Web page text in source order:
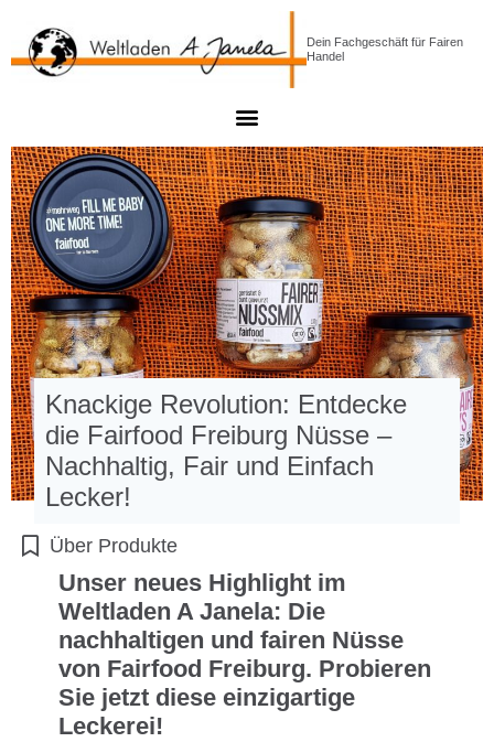
Dein Fachgeschäft für Fairen
Handel
Knackige Revolution: Entdecke
die Fairfood Freiburg Nüsse –
Nachhaltig, Fair und Einfach
Lecker!
Über Produkte
Unser neues Highlight im
Weltladen A Janela: Die
nachhaltigen und fairen Nüsse
von Fairfood Freiburg. Probieren
Sie jetzt diese einzigartige
Leckerei!